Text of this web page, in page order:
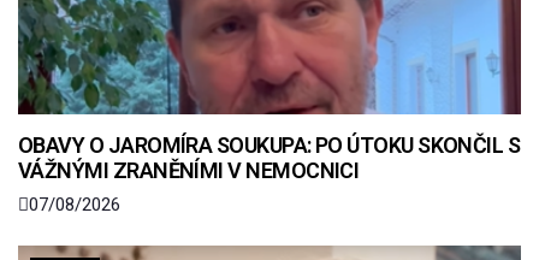
OBAVY O JAROMÍRA SOUKUPA: PO ÚTOKU SKONČIL S
VÁŽNÝMI ZRANĚNÍMI V NEMOCNICI
07/08/2026